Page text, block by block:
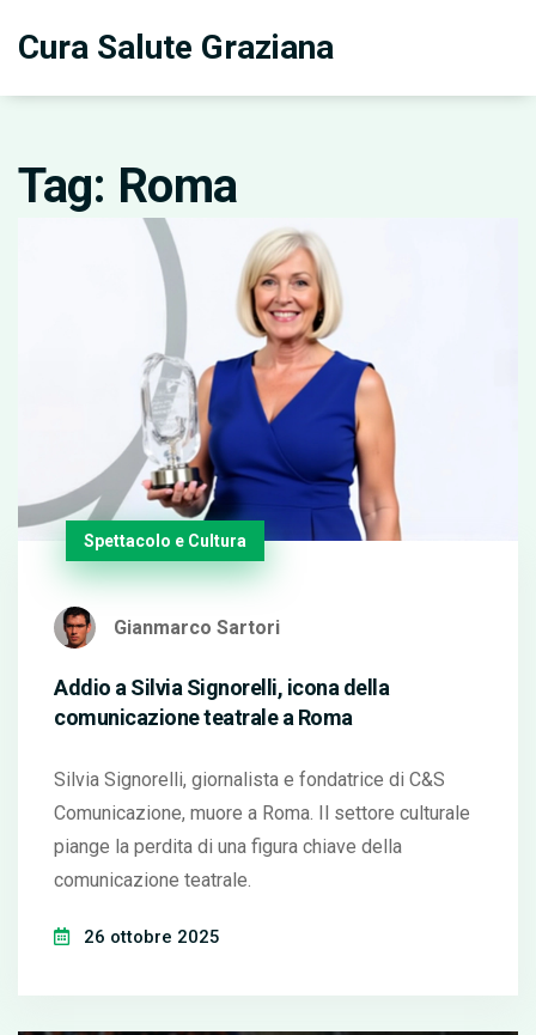
Cura Salute Graziana
Tag: Roma
Spettacolo e Cultura
Gianmarco Sartori
Addio a Silvia Signorelli, icona della
comunicazione teatrale a Roma
Silvia Signorelli, giornalista e fondatrice di C&S
Comunicazione, muore a Roma. Il settore culturale
piange la perdita di una figura chiave della
comunicazione teatrale.
26 ottobre 2025